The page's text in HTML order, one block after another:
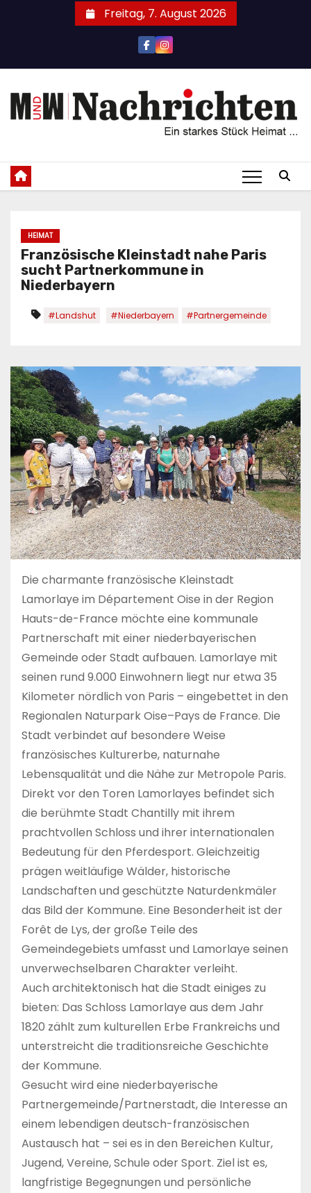
Freitag, 7. August 2026
HEIMAT
Französische Kleinstadt nahe Paris
sucht Partnerkommune in
Niederbayern
#Landshut #Niederbayern #Partnergemeinde
Die charmante französische Kleinstadt
Lamorlaye im Département Oise in der Region
Hauts-de-France möchte eine kommunale
Partnerschaft mit einer niederbayerischen
Gemeinde oder Stadt aufbauen. Lamorlaye mit
seinen rund 9.000 Einwohnern liegt nur etwa 35
Kilometer nördlich von Paris – eingebettet in den
Regionalen Naturpark Oise–Pays de France. Die
Stadt verbindet auf besondere Weise
französisches Kulturerbe, naturnahe
Lebensqualität und die Nähe zur Metropole Paris.
Direkt vor den Toren Lamorlayes befindet sich
die berühmte Stadt Chantilly mit ihrem
prachtvollen Schloss und ihrer internationalen
Bedeutung für den Pferdesport. Gleichzeitig
prägen weitläufige Wälder, historische
Landschaften und geschützte Naturdenkmäler
das Bild der Kommune. Eine Besonderheit ist der
Forêt de Lys, der große Teile des
Gemeindegebiets umfasst und Lamorlaye seinen
unverwechselbaren Charakter verleiht.
Auch architektonisch hat die Stadt einiges zu
bieten: Das Schloss Lamorlaye aus dem Jahr
1820 zählt zum kulturellen Erbe Frankreichs und
unterstreicht die traditionsreiche Geschichte
der Kommune.
Gesucht wird eine niederbayerische
Partnergemeinde/Partnerstadt, die Interesse an
einem lebendigen deutsch-französischen
Austausch hat – sei es in den Bereichen Kultur,
Jugend, Vereine, Schule oder Sport. Ziel ist es,
langfristige Begegnungen und persönliche